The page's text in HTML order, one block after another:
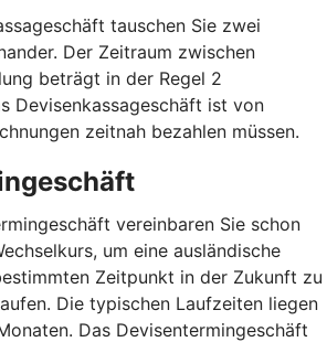
tauschen Sie zwei
Der Zeitraum zwischen
beträgt in der Regel 2
Devisenkassageschäft ist von
zeitnah bezahlen müssen.
vereinbaren Sie schon
um eine ausländische
Zeitpunkt in der Zukunft zu
Die typischen Laufzeiten liegen
Das Devisentermingeschäft